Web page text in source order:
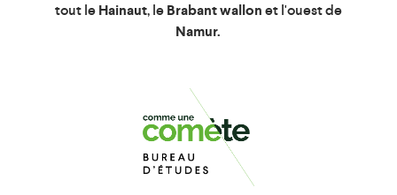
tout leHainaut, leBrabant wallonet l'ouest de
Namur.